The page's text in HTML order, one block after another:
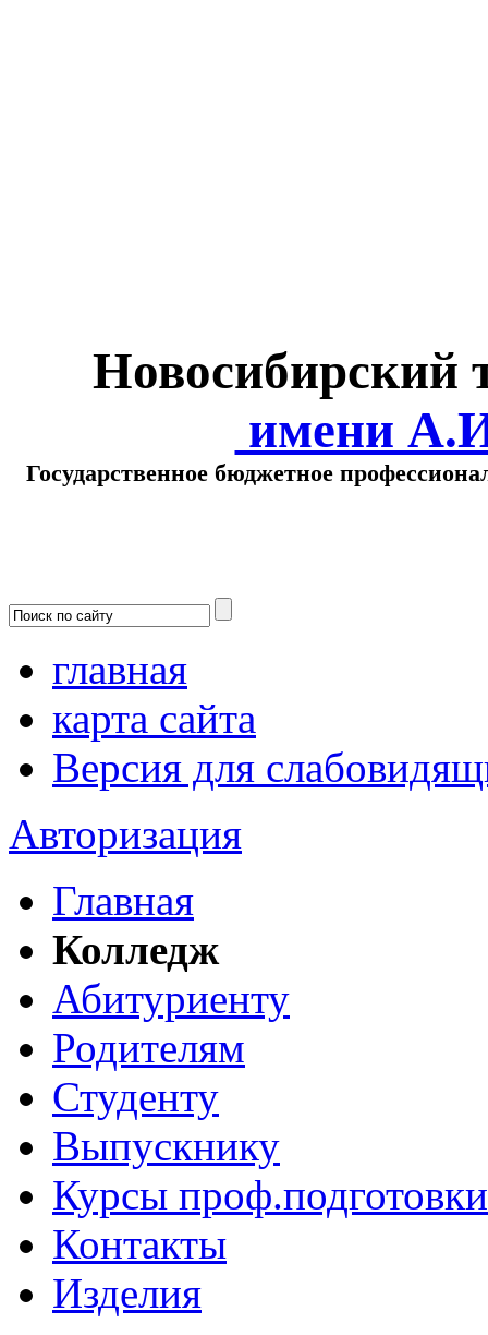
Новосибирский
имени
Государственное бюджетное
главная
карта сайта
Версия для
Авторизация
Главная
Колледж
Абитуриенту
Родителям
Студенту
Выпускнику
Курсы проф.подготовки
Контакты
Изделия